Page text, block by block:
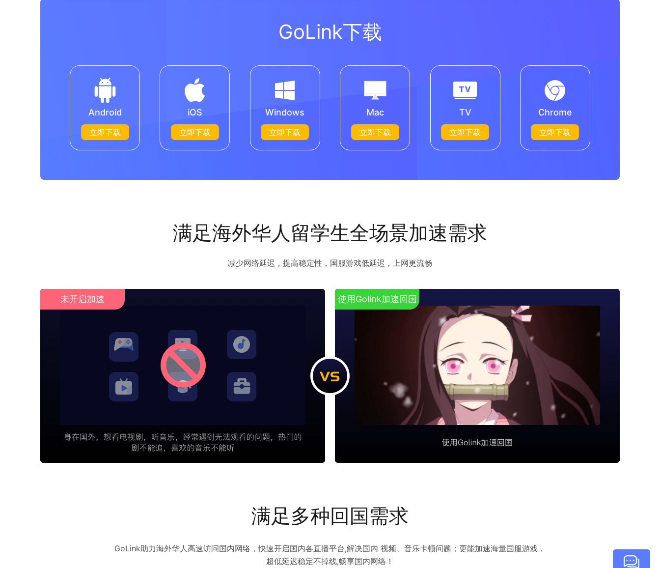
GoLink下载
Android
立即下载
iOS
立即下载
Windows
立即下载
Mac
立即下载
TV
立即下载
Chrome
立即下载
满足海外华人留学生全场景加速需求
减少网络延迟，提高稳定性，国服游戏低延迟，上网更流畅
未开启加速 使用Golink加速回国
满足多种回国需求
GoLink助力海外华人高速访问国内网络，快速开启国内各直播平台,解决国内 视频、音乐卡顿问题；更能加速海量国服游戏，
超低延迟稳定不掉线,畅享国内网络！